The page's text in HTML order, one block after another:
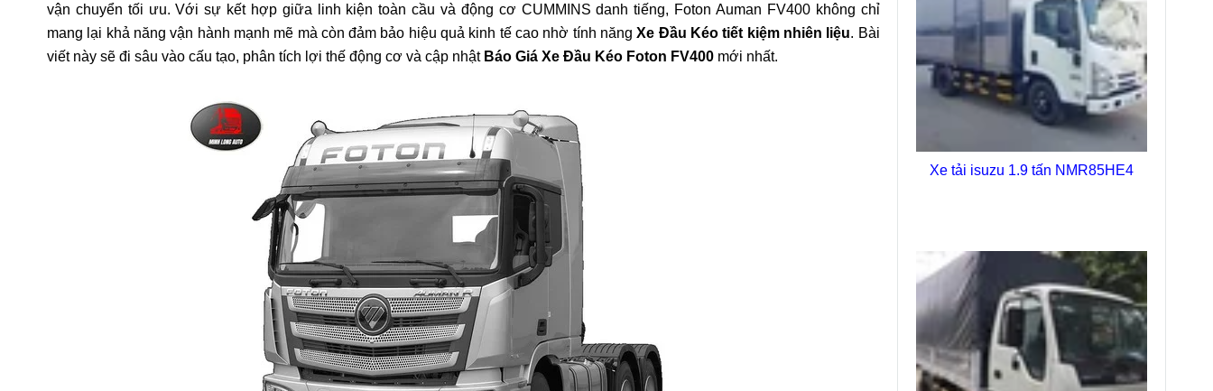
vận chuyển tối ưu. Với sự kết hợp giữa linh kiện toàn cầu và động cơ CUMMINS danh tiếng, Foton Auman FV400 không chỉ
mang lại khả năng vận hành mạnh mẽ mà còn đảm bảo hiệu quả kinh tế cao nhờ tính năngXe Đầu Kéo tiết kiệm nhiên liệu. Bài
viết này sẽ đi sâu vào cấu tạo, phân tích lợi thế động cơ và cập nhật Báo Giá Xe Đầu Kéo Foton FV400 mới nhất.
Xe tải isuzu 1.9 tấn NMR85HE4